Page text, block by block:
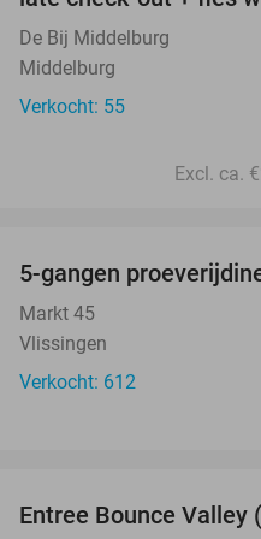
De Bij Middelburg
Middelburg
Verkocht: 55
Excl. ca.
5-gangen
Markt 45
Vlissingen
Verkocht: 612
Entree Bounce Valley